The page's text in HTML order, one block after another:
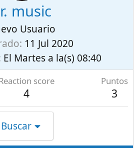
music
Usuario
11 Jul 2020
El Martes a la(s) 08:40
score
4
Puntos
3
Buscar